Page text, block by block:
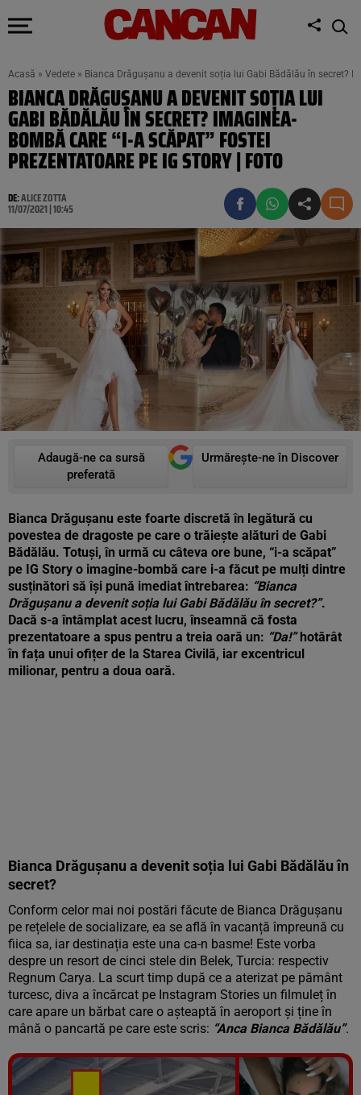
Acasă » Vedete » Bianca Drăgușanu a devenit soția lui Gabi Bădălău în secret?
BIANCA DRĂGUȘANU A DEVENIT SOȚIA LUI
GABI BĂDĂLĂU ÎN SECRET? IMAGINEA-
BOMBĂ CARE “I-A SCĂPAT” FOSTEI
PREZENTATOARE PE IG STORY | FOTO
DE:ALICE ZOTTA
11/07/2021 | 10:45
Adaugă-ne ca sursă
preferată
Urmărește-ne în Discover
Bianca Drăgușanu este foarte discretă în legătură cu
povestea de dragoste pe care o trăiește alături de Gabi
Bădălău. Totuși, în urmă cu câteva ore bune, “i-a scăpat”
pe IG Story o imagine-bombă care i-a făcut pe mulți dintre
susținători să își pună imediat întrebarea: “Bianca
Drăgușanu a devenit soția lui Gabi Bădălău în secret?”.
Dacă s-a întâmplat acest lucru, înseamnă că fosta
prezentatoare a spus pentru a treia oară un: “Da!”hotărât
în fața unui ofițer de la Starea Civilă, iar excentricul
milionar, pentru a doua oară.
Bianca Drăgușanu a devenit soția lui Gabi Bădălău în
secret?
Conform celor mai noi postări făcute de Bianca Drăgușanu
pe rețelele de socializare, ea se află în vacanță împreună cu
fiica sa, iar destinația este una ca-n basme! Este vorba
despre un resort de cinci stele din Belek, Turcia: respectiv
Regnum Carya. La scurt timp după ce a aterizat pe pământ
turcesc, diva a încărcat pe Instagram Stories un filmuleț în
care apare un bărbat care o așteaptă în aeroport și ține în
mână o pancartă pe care este scris: “Anca Bianca Bădălău”.